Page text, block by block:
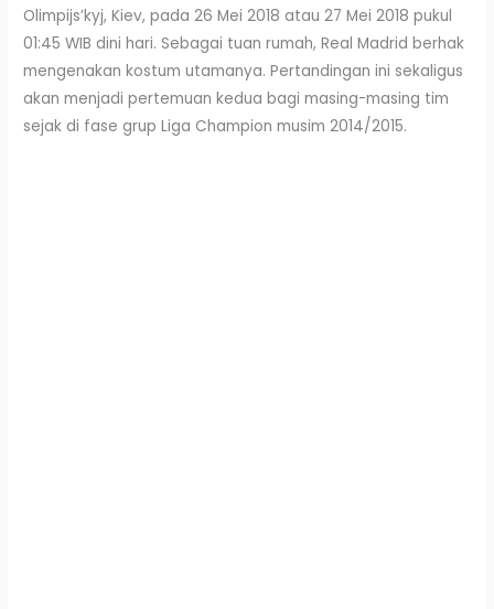
Olimpijs’kyj, Kiev, pada 26 Mei 2018 atau 27 Mei 2018 pukul
01:45 WIB dini hari. Sebagai tuan rumah, Real Madrid berhak
mengenakan kostum utamanya. Pertandingan ini sekaligus
akan menjadi pertemuan kedua bagi masing-masing tim
sejak di fase grup Liga Champion musim 2014/2015.